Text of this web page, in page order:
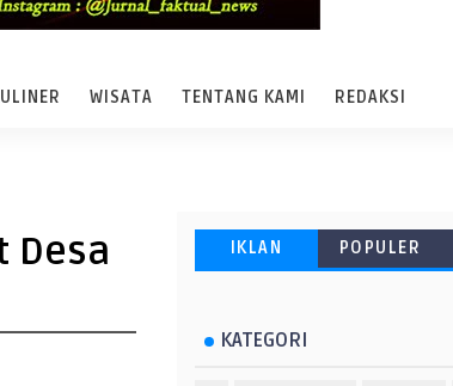
WISATA TENTANG KAMI REDAKSI
Desa
IKLAN POPULER
KATEGORI